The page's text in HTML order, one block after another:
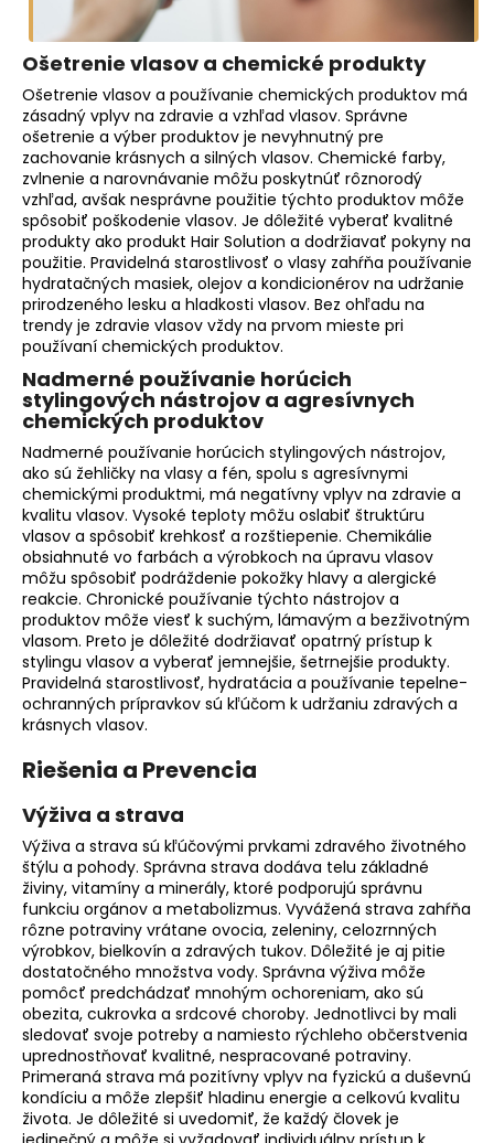
Ošetrenie vlasov a chemické produkty
Ošetrenie vlasov a používanie chemických produktov má
zásadný vplyv na zdravie a vzhľad vlasov. Správne
ošetrenie a výber produktov je nevyhnutný pre
zachovanie krásnych a silných vlasov. Chemické farby,
zvlnenie a narovnávanie môžu poskytnúť rôznorodý
vzhľad, avšak nesprávne použitie týchto produktov môže
spôsobiť poškodenie vlasov. Je dôležité vyberať kvalitné
produkty ako produkt Hair Solution a dodržiavať pokyny na
použitie. Pravidelná starostlivosť o vlasy zahŕňa používanie
hydratačných masiek, olejov a kondicionérov na udržanie
prirodzeného lesku a hladkosti vlasov. Bez ohľadu na
trendy je zdravie vlasov vždy na prvom mieste pri
používaní chemických produktov.
Nadmerné používanie horúcich
stylingových nástrojov a agresívnych
chemických produktov
Nadmerné používanie horúcich stylingových nástrojov,
ako sú žehličky na vlasy a fén, spolu s agresívnymi
chemickými produktmi, má negatívny vplyv na zdravie a
kvalitu vlasov. Vysoké teploty môžu oslabiť štruktúru
vlasov a spôsobiť krehkosť a rozštiepenie. Chemikálie
obsiahnuté vo farbách a výrobkoch na úpravu vlasov
môžu spôsobiť podráždenie pokožky hlavy a alergické
reakcie. Chronické používanie týchto nástrojov a
produktov môže viesť k suchým, lámavým a bezživotným
vlasom. Preto je dôležité dodržiavať opatrný prístup k
stylingu vlasov a vyberať jemnejšie, šetrnejšie produkty.
Pravidelná starostlivosť, hydratácia a používanie tepelne-
ochranných prípravkov sú kľúčom k udržaniu zdravých a
krásnych vlasov.
Riešenia a Prevencia
Výživa a strava
Výživa a strava sú kľúčovými prvkami zdravého životného
štýlu a pohody. Správna strava dodáva telu základné
živiny, vitamíny a minerály, ktoré podporujú správnu
funkciu orgánov a metabolizmus. Vyvážená strava zahŕňa
rôzne potraviny vrátane ovocia, zeleniny, celozrnných
výrobkov, bielkovín a zdravých tukov. Dôležité je aj pitie
dostatočného množstva vody. Správna výživa môže
pomôcť predchádzať mnohým ochoreniam, ako sú
obezita, cukrovka a srdcové choroby. Jednotlivci by mali
sledovať svoje potreby a namiesto rýchleho občerstvenia
uprednostňovať kvalitné, nespracované potraviny.
Primeraná strava má pozitívny vplyv na fyzickú a duševnú
kondíciu a môže zlepšiť hladinu energie a celkovú kvalitu
života. Je dôležité si uvedomiť, že každý človek je